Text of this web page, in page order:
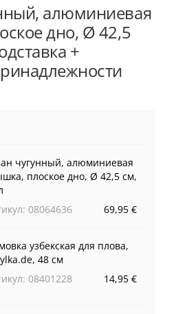
алюминиевая
дно, Ø 42,5
+
чугунный, алюминиевая
плоское дно, Ø 42,5 см,
08064636
69,95 €
узбекская для плова,
48 см
08401228
14,95 €